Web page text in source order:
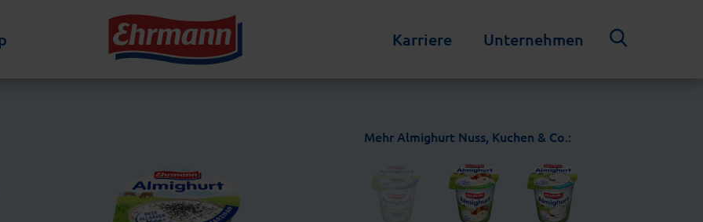
Karriere Unternehmen
Mehr Almighurt Nuss, Kuchen & Co.: